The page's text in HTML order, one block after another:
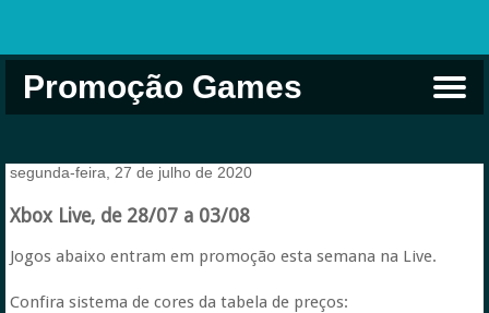
Promoção Games
segunda-feira, 27 de julho de 2020
Xbox Live, de 28/07 a 03/08
Jogos abaixo entram em promoção esta semana na Live.
Confira sistema de cores da tabela de preços: